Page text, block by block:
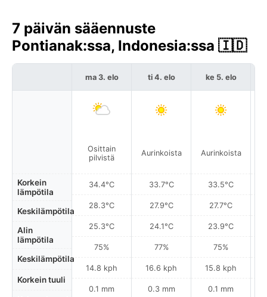
7 päivän sääennuste
Pontianak:ssa, Indonesia:ssa 🇮🇩
Korkein
lämpötila
Keskilämpötila
Alin
lämpötila
Keskilämpötila
Korkein tuuli
ma 3. elo
Osittain
pilvistä
34.4°C
28.3°C
25.3°C
75%
14.8 kph
0.1 mm
ti 4. elo
Aurinkoista
33.7°C
27.9°C
24.1°C
77%
16.6 kph
0.3 mm
ke 5. elo
Aurinkoista
33.5°C
27.7°C
23.9°C
75%
15.8 kph
0.1 mm